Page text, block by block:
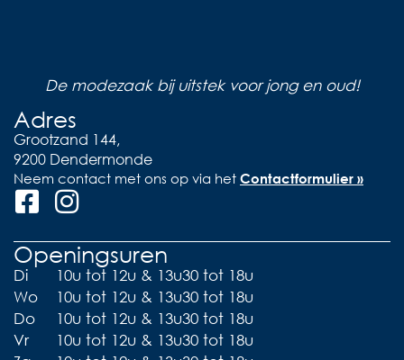
De modezaak bij uitstek voor jong en oud!
Adres
Grootzand 144,
9200 Dendermonde
Neem contact met ons op via het Contactformulier »
Openingsuren
Di
10u tot 12u & 13u30 tot 18u
Wo
10u tot 12u & 13u30 tot 18u
Do
10u tot 12u & 13u30 tot 18u
Vr
10u tot 12u & 13u30 tot 18u